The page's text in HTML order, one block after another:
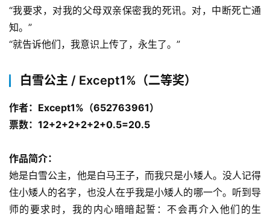
“我要求，对我的父母双亲保密我的死讯。对，中断死亡通
知。”
“就告诉他们，我意识上传了，永生了。”
白雪公主 / Except1%（二等奖）
作者：Except1%（652763961）
票数：12+2+2+2+2+0.5=20.5
作品简介：
她是白雪公主，他是白马王子，而我只是小矮人。没人记得
住小矮人的名字，也没人在乎我是小矮人的哪一个。听到导
师的要求时，我的内心暗暗起誓：不会再介入他们的生